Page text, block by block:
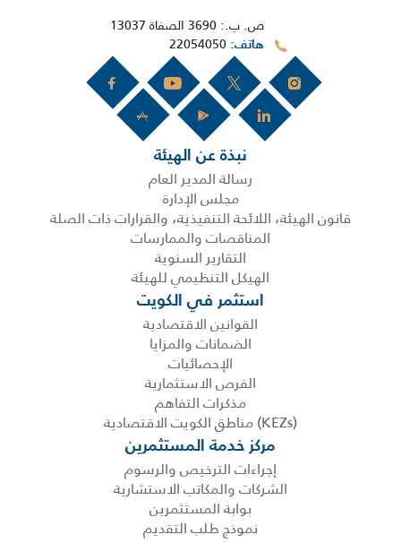
ص. ب.: 3690 الصفاة 13037
هاتف
نبذة عن الهيئة
رسالة المدير العام
مجلس الإدارة
قانون الهيئة، اللائحة التنفيذية، والقرارات ذات الصلة
المناقصات والممارسات
التقارير السنوية
الهيكل التنظيمي للهيئة
استثمر في الكويت
القوانين الاقتصادية
الضمانات والمزايا
الإحصائيات
الفرص الاستثمارية
مذكرات التفاهم
(KEZs) مناطق الكويت الاقتصادية
مركز خدمة المستثمرين
إجراءات الترخيص والرسوم
الشركات والمكاتب الاستشارية
بوابة المستثمرين
نموذج طلب التقديم